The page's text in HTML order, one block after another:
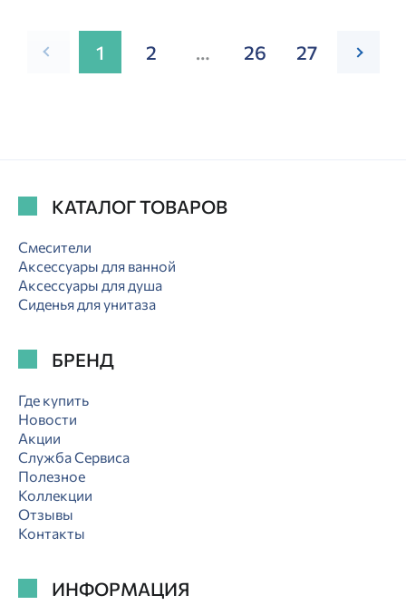
1 2 … 26 27
КАТАЛОГ ТОВАРОВ
Смесители
Аксессуары для ванной
Аксессуары для душа
Сиденья для унитаза
БРЕНД
Где купить
Новости
Акции
Служба Сервиса
Полезное
Коллекции
Отзывы
Контакты
ИНФОРМАЦИЯ